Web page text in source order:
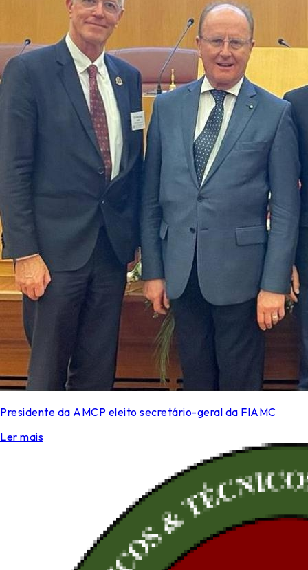
Presidente da AMCP eleito secretário-geral da FIAMC
Ler mais